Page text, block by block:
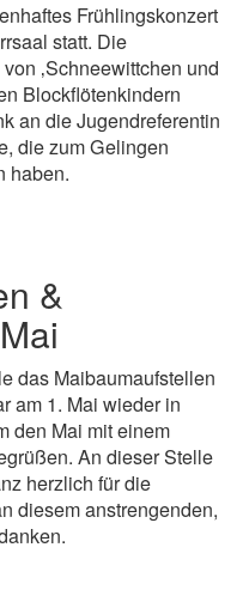
Frühlingskonzert
statt. Die
‚Schneewittchen und
Blockflötenkindern
an die Jugendreferentin
die zum Gelingen
haben.
&
das Maibaumaufstellen
am 1. Mai wieder in
den Mai mit einem
An dieser Stelle
herzlich für die
diesem anstrengenden,